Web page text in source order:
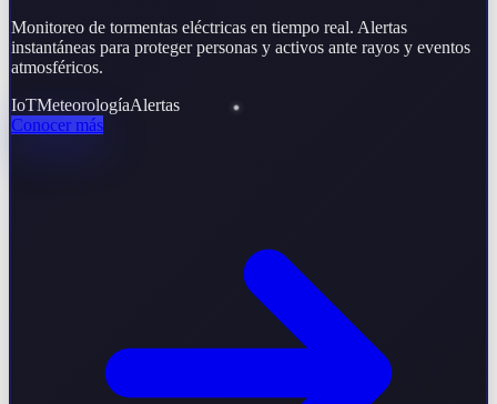
Monitoreo de tormentas eléctricas en tiempo real. Alertas
instantáneas para proteger personas y activos ante rayos y eventos
atmosféricos.
IoTMeteorologíaAlertas
Conocer más